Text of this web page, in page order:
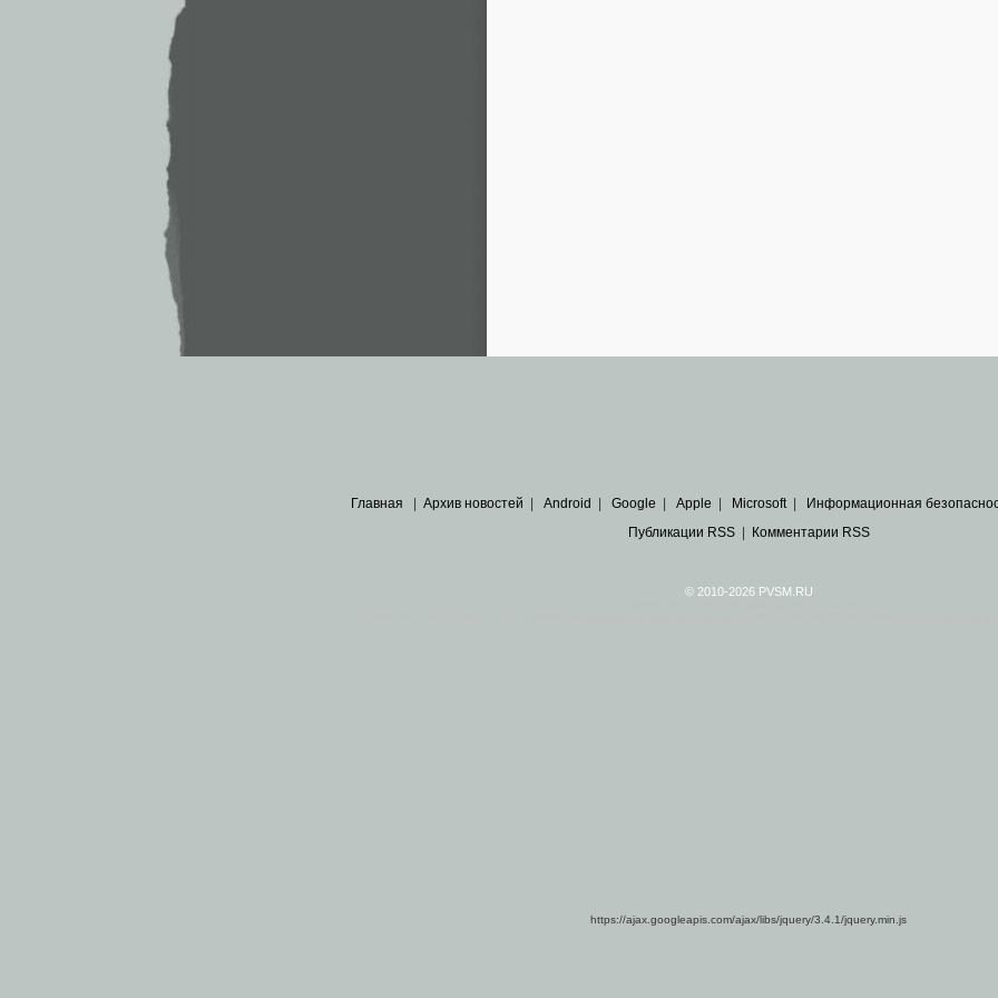
Главная Архив новостей Android Google Apple Microsoft| Информационная
Публикации RSS| Комментарии RSS
© 2010-2026 PVSM.RU
https://ajax.googleapis.com/ajax/libs/jquery/3.4.1/jquery.min.js